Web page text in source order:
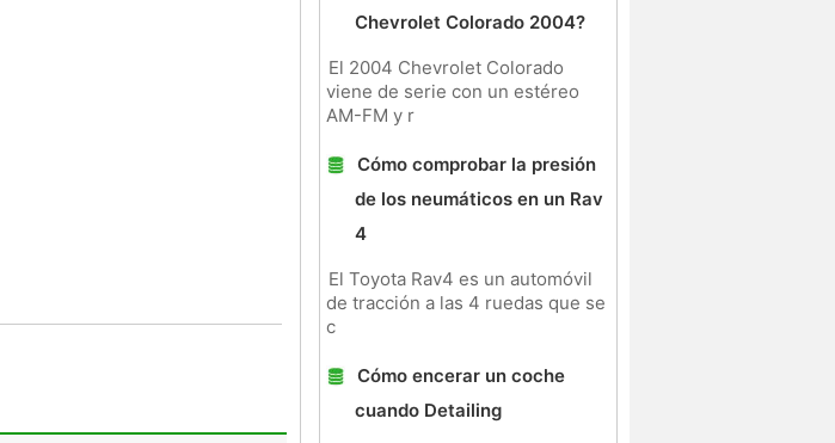
Chevrolet Colorado 2004?
El 2004 Chevrolet Colorado
viene de serie con un estéreo
AM-FM y r
Cómo comprobar la presión
de los neumáticos en un Rav
4
El Toyota Rav4 es un automóvil
de tracción a las 4 ruedas que se
c
Cómo encerar un coche
cuando Detailing